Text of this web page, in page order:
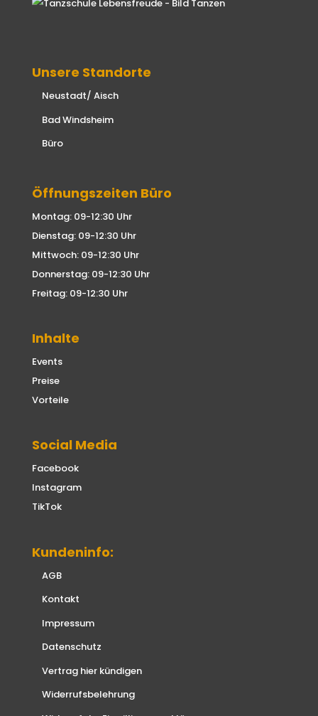
Unsere Standorte
Neustadt/ Aisch
Bad Windsheim
Büro
Öffnungszeiten Büro
Montag: 09-12:30 Uhr
Dienstag: 09-12:30 Uhr
Mittwoch: 09-12:30 Uhr
Donnerstag: 09-12:30 Uhr
Freitag: 09-12:30 Uhr
Inhalte
Events
Preise
Vorteile
Social Media
Facebook
Instagram
TikTok
Kundeninfo:
AGB
Kontakt
Impressum
Datenschutz
Vertrag hier kündigen
Widerrufsbelehrung